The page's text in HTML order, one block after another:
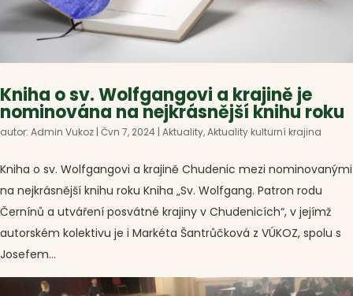
Kniha o sv. Wolfgangovi a krajině je
nominována na nejkrásnější knihu roku
autor: Admin Vukoz | Čvn 7, 2024 | Aktuality,Aktuality kulturní krajina
Kniha o sv. Wolfgangovi a krajině Chudenic mezi nominovanými
na nejkrásnější knihu roku Kniha „Sv. Wolfgang. Patron rodu
Černínů a utváření posvátné krajiny v Chudenicích“, v jejímž
autorském kolektivu je i Markéta Šantrůčková z VÚKOZ, spolu s
Josefem...